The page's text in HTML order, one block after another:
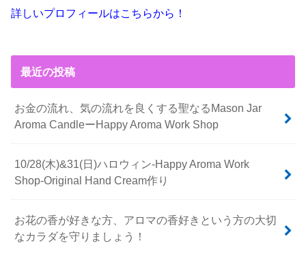
詳しいプロフィールはこちらから！
最近の投稿
お金の流れ、気の流れを良くする聖なるMason Jar
Aroma CandleーHappy Aroma Work Shop
10/28(木)&31(日)ハロウィン-Happy Aroma Work
Shop-Original Hand Cream作り
お花の香が好きな方、アロマの香好きという方の大切
なカラダを守りましょう！